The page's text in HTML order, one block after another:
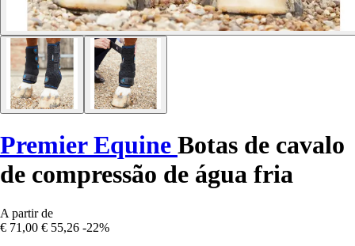
Premier Equine Botas de cavalo
de compressão de água fria
A partir de
€ 71,00 € 55,26 -22%